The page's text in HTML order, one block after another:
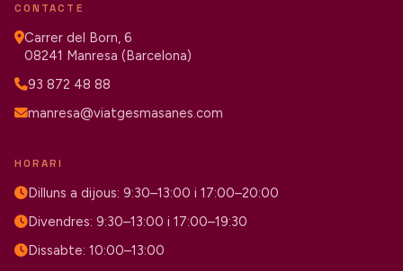
CONTACTE
Carrer del Born, 6
08241 Manresa (Barcelona)
93 872 48 88
manresa@viatgesmasanes.com
HORARI
Dilluns a dijous: 9:30–13:00 i 17:00–20:00
Divendres: 9:30–13:00 i 17:00–19:30
Dissabte: 10:00–13:00